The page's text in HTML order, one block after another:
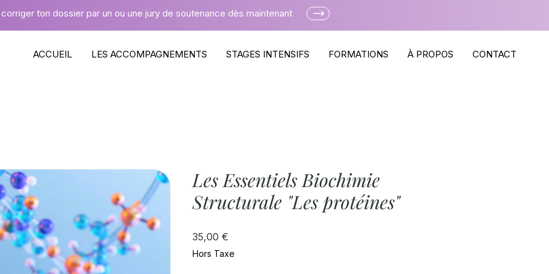
ton dossier par un ou une jury de soutenance dès maintenant
ACCUEIL LES ACCOMPAGNEMENTS STAGES INTENSIFS FORMATIONS À PROPOS CONTACT
Les Essentiels Biochimie
Structurale "Les protéines"
35,00 €
Hors Taxe